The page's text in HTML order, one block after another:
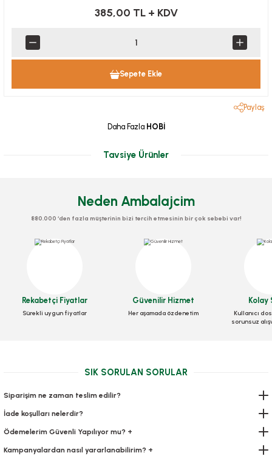
385,00 TL + KDV
Sepete Ekle
Paylaş
Daha Fazla HOBİ
Tavsiye Ürünler
Stok Kodu OYN.0008
Neden Ambalajcim
880.000 ‘den fazla müşterinin bizi tercih etmesinin bir çok sebebi var!
Rekabetçi Fiyatlar
Sürekli uygun fiyatlar
Güvenilir Hizmet
Her aşamada özdenetim
Kolay
Kullanıcı
sorunsuz
SIK SORULAN SORULAR
Siparişim ne zaman teslim edilir?
İade koşulları nelerdir?
Ödemelerim Güvenli Yapılıyor mu? +
Kampanyalardan nasıl yararlanabilirim? +